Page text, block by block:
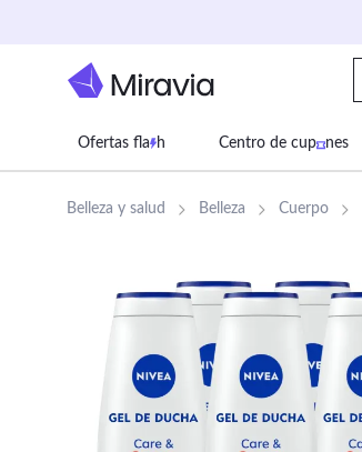
Ofertas fla h Centro de cup nes
Supermercado Juguetes
Belleza y salud Belleza Cuerpo